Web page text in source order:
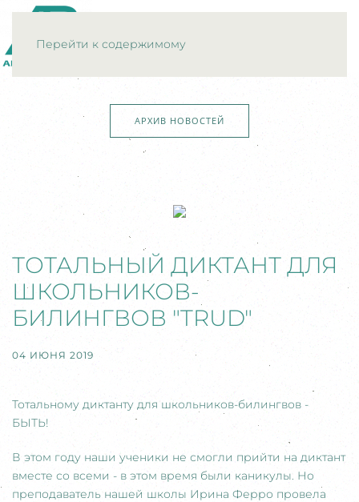
Перейти к содержимому
АРХИВ НОВОСТЕЙ
ТОТАЛЬНЫЙ ДИКТАНТ ДЛЯ
ШКОЛЬНИКОВ-
БИЛИНГВОВ "TRUD"
04 ИЮНЯ 2019
Тотальному диктанту для школьников-билингвов -
БЫТЬ!
В этом году наши ученики не смогли прийти на диктант
вместе со всеми - в этом время были каникулы. Но
преподаватель нашей школы Ирина Ферро провела